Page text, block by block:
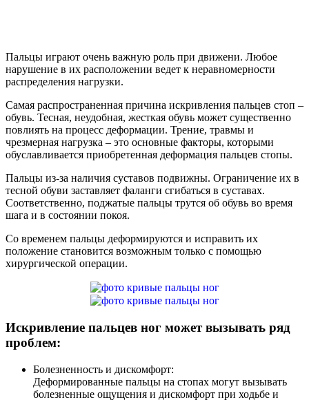
Пальцы играют очень важную роль при движени. Любое
нарушение в их расположении ведет к неравномерности
распределения нагрузки.
Самая распространенная причина искривления пальцев стоп –
обувь. Тесная, неудобная, жесткая обувь может существенно
повлиять на процесс деформации. Трение, травмы и
чрезмерная нагрузка – это основные факторы, которыми
обуславливается приобретенная деформация пальцев стопы.
Пальцы из-за наличия суставов подвижны. Ограничение их в
тесной обуви заставляет фаланги сгибаться в суставах.
Соответственно, поджатые пальцы трутся об обувь во время
шага и в состоянии покоя.
Со временем пальцы деформируются и исправить их
положение становится возможным только с помощью
хирургической операции.
Искривление пальцев ног может вызывать ряд
проблем:
Болезненность и дискомфорт:
Деформированные пальцы на стопах могут вызывать
болезненные ощущения и дискомфорт при ходьбе и